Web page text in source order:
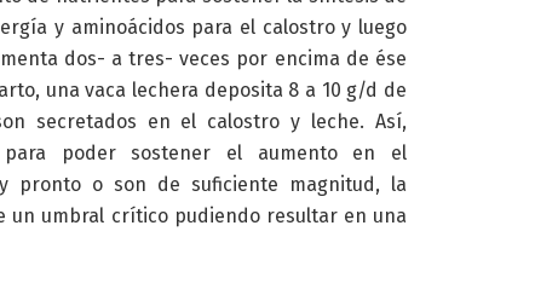
y aminoácidos para el calostro y luego
dos- a tres- veces por encima de ése
una vaca lechera deposita 8 a 10 g/d de
secretados en el calostro y leche. Así,
para poder sostener el aumento en el
pronto o son de suficiente magnitud, la
un umbral crítico pudiendo resultar en una